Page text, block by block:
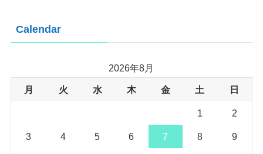
Calendar
2026年8月
月 火 水 木 金 土 日
1 2
3 4 5 6 7 8 9